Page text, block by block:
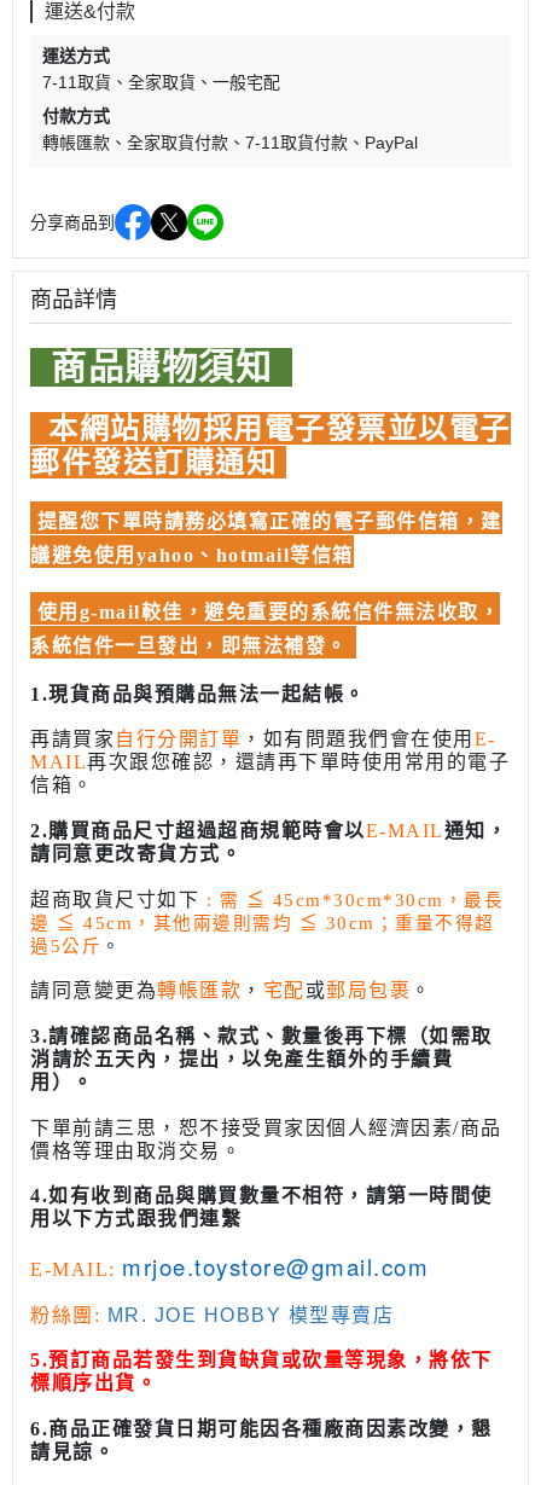
運送&付款
運送方式
7-11取貨
全家取貨
一般宅配
付款方式
轉帳匯款
全家取貨付款 7-11取貨付款 PayPal
分享商品到
商品詳情
商品購物須知
本網站購物採用電子發票並以電子
郵件發送訂購通知
提醒您下單時請務必填寫正確的電子郵件信箱，建
議避免使用yahoo、hotmail等信箱
使用g-mail較佳，避免重要的系統信件無法收取，
系統信件一旦發出，即無法補發。
1.現貨商品與預購品無法一起結帳。
再請買家 自行分開訂單 ，如有問題我們會在使用 E-
MAIL再次跟您確認，還請再下單時使用常用的電子
信箱。
2.購買商品尺寸超過超商規範時會以E-MAIL通知，
請同意更改寄貨方式。
超商取貨尺寸如下 : 需 ≦ 45cm*30cm*30cm，最長
邊 ≦ 45cm，其他兩邊則需均 ≦ 30cm；重量不得超
過5公斤 。
請同意變更為轉帳匯款 ， 宅配或郵局包裹 。
3.請確認商品名稱、款式、數量後再下標（如需取
消請於五天內，提出，以免產生額外的手續費
用）。
下單前請三思，恕不接受買家因個人經濟因素/商品
價格等理由取消交易。
4.如有收到商品與購買數量不相符，請第一時間使
用以下方式跟我們連繫
E-MAIL: mrjoe.toystore@gmail.com
粉絲團: MR. JOE HOBBY 模型專賣店
5.預訂商品若發生到貨缺貨或砍量等現象，將依下
標順序出貨。
6.商品正確發貨日期可能因各種廠商因素改變，懇
請見諒。